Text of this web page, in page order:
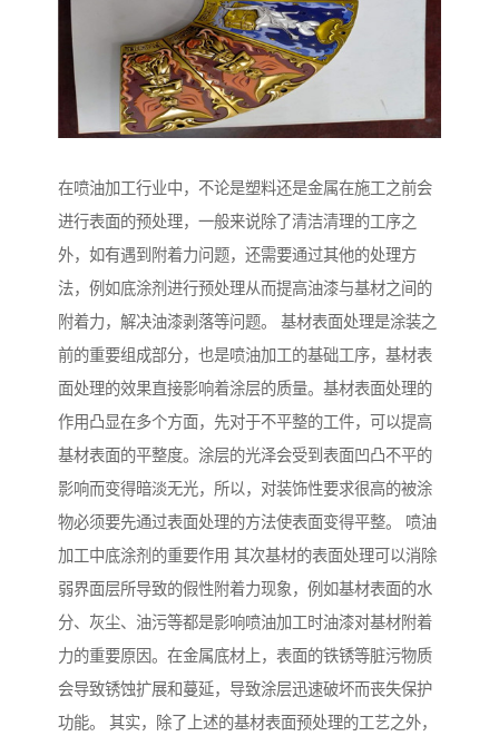
在喷油加工行业中，不论是塑料还是金属在施工之前会
进行表面的预处理，一般来说除了清洁清理的工序之
外，如有遇到附着力问题，还需要通过其他的处理方
法，例如底涂剂进行预处理从而提高油漆与基材之间的
附着力，解决油漆剥落等问题。 基材表面处理是涂装之
前的重要组成部分，也是喷油加工的基础工序，基材表
面处理的效果直接影响着涂层的质量。基材表面处理的
作用凸显在多个方面，先对于不平整的工件，可以提高
基材表面的平整度。涂层的光泽会受到表面凹凸不平的
影响而变得暗淡无光，所以，对装饰性要求很高的被涂
物必须要先通过表面处理的方法使表面变得平整。 喷油
加工中底涂剂的重要作用 其次基材的表面处理可以消除
弱界面层所导致的假性附着力现象，例如基材表面的水
分、灰尘、油污等都是影响喷油加工时油漆对基材附着
力的重要原因。在金属底材上，表面的铁锈等脏污物质
会导致锈蚀扩展和蔓延，导致涂层迅速破坏而丧失保护
功能。 其实，除了上述的基材表面预处理的工艺之外，